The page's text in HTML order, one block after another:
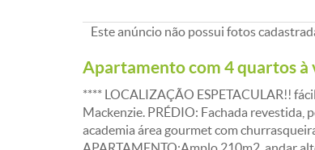
Este anúncio não possui fotos
Apartamento com 4 quartos
**** LOCALIZAÇÃO ESPETACULAR!!
Mackenzie. PRÉDIO: Fachada revestida,
academia área gourmet com